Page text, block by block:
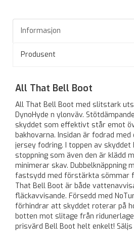
Informasjon
Produsent
All That Bell Boot
All That Bell Boot med slitstark
DynoHyde n ylonväv.
skyddet som effektivt står emot
bakhovarna. Insidan är fodrad med
jersey fodring. I toppen av skyddet
stoppning som även den är klädd
minimerar skav. Dubbelknäppning
fastsydd med förstärkta sömmar
That Bell Boot är både
fläckavvisande. Försedd med
förhindrar att skyddet roterar på
botten mot slitage från
prisvärd Bell Boot helt enkelt! Säljs